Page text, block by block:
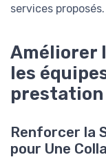
services proposés.
Améliorer
les
prestation
Renforcer la
pour Une